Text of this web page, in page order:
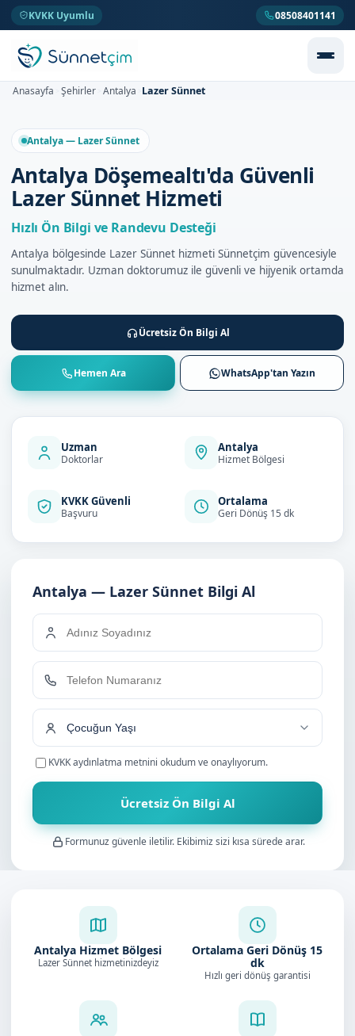
KVKK Uyumlu 08508401141
Anasayfa Şehirler Antalya Lazer Sünnet
Antalya — Lazer Sünnet
Antalya Döşemealtı'da Güvenli
Lazer Sünnet Hizmeti
Hızlı Ön Bilgi ve Randevu Desteği
Antalya bölgesinde Lazer Sünnet hizmeti Sünnetçim güvencesiyle
sunulmaktadır. Uzman doktorumuz ile güvenli ve hijyenik ortamda
hizmet alın.
Ücretsiz Ön Bilgi Al
Hemen Ara WhatsApp'tan Yazın
Uzman
Doktorlar
Antalya
Hizmet Bölgesi
KVKK Güvenli
Başvuru
Ortalama
Geri Dönüş 15 dk
Antalya — Lazer Sünnet Bilgi Al
KVKK aydınlatma metnini okudum ve onaylıyorum.
Ücretsiz Ön Bilgi Al
Formunuz güvenle iletilir. Ekibimiz sizi kısa sürede arar.
Antalya Hizmet Bölgesi
Lazer Sünnet hizmetinizdeyiz
Ortalama Geri Dönüş 15
dk
Hızlı geri dönüş garantisi